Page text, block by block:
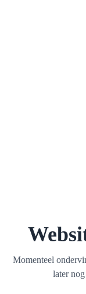
Momenteel
later